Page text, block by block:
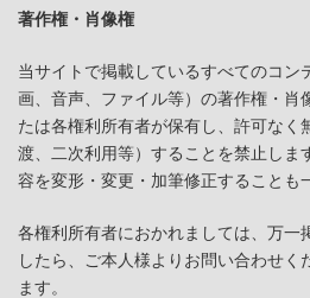
著作権・肖像権
当サイトで掲載しているすべてのコン
画、音声、ファイル等）の著作権・肖
たは各権利所有者が保有し、許可なく
渡、二次利用等）することを禁止しま
容を変形・変更・加筆修正することも
各権利所有者におかれましては、万一
したら、ご本人様よりお問い合わせく
ます。